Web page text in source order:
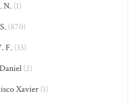
N. (1)
(870)
F. (33)
(2)
Xavier(1)